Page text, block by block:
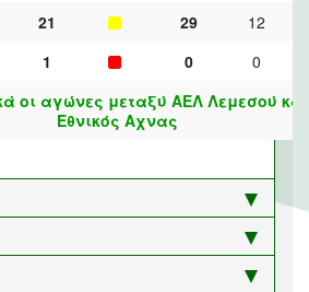
21 29 12
1 0
0
οι αγώνες μεταξύ ΑΕΛ Λεμεσού και
Εθνικός Αχνας